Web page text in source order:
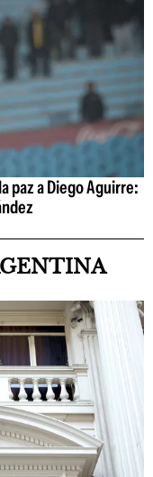
paz a Diego Aguirre: